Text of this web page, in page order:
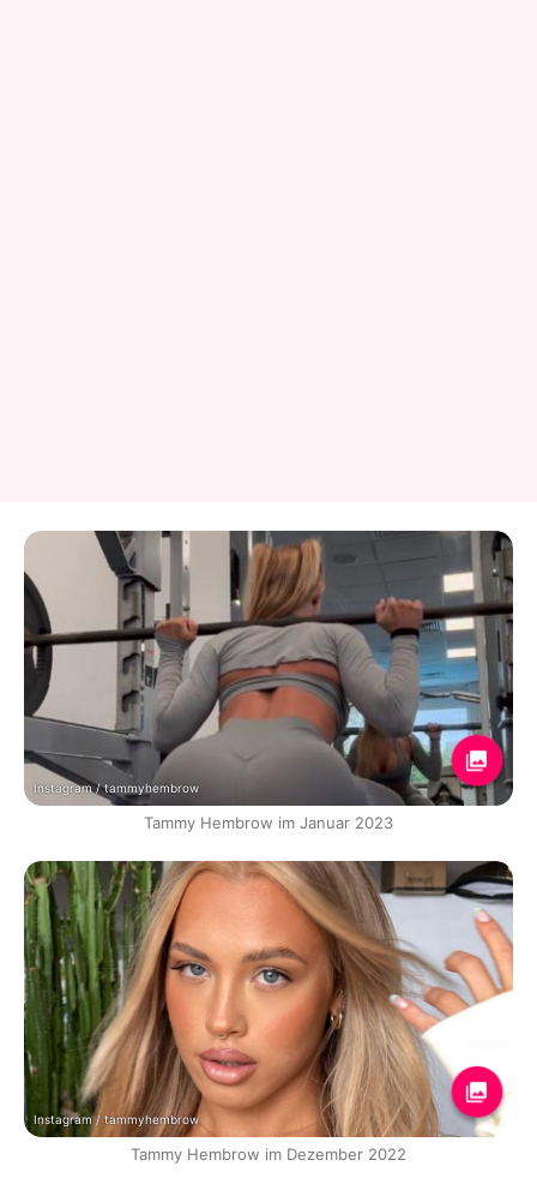
Instagram / tammyhembrow
Tammy Hembrow im Januar 2023
Instagram / tammyhembrow
Tammy Hembrow im Dezember 2022